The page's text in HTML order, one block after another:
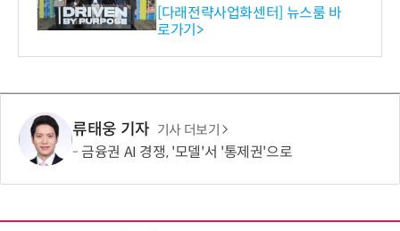
와의 비즈니스 미팅 지원…K
-바이오 해외 진출 교두보 확
보
[다래전략사업화센터] 뉴스룸 바
로가기>
류태웅 기자 기사 더보기
금융권 AI 경쟁, '모델'서 '통제권'으로